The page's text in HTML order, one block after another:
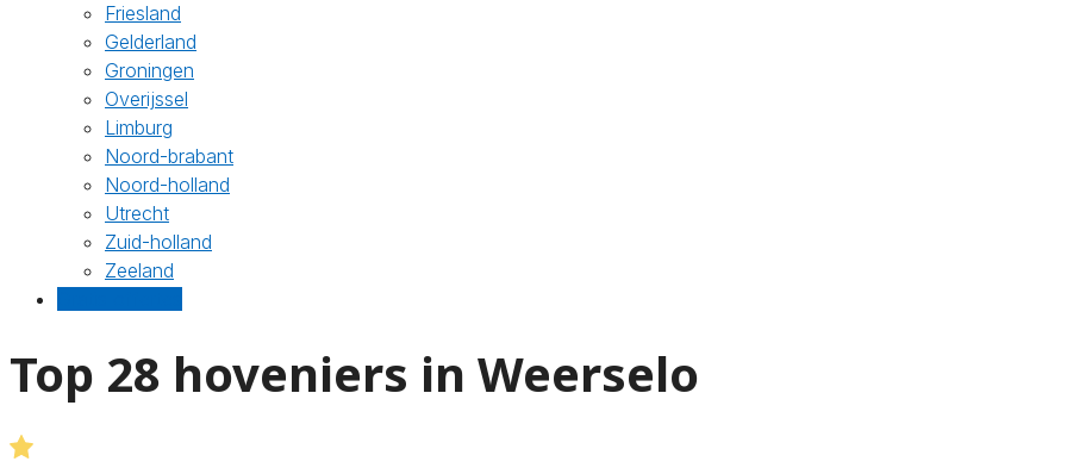
Friesland
Gelderland
Groningen
Overijssel
Limburg
Noord-brabant
Noord-holland
Utrecht
Zuid-holland
Zeeland
Top 28 hoveniers in Weerselo